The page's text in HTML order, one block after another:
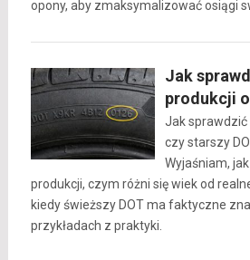
opony, aby zmaksymalizować osiągi
Jak
produkcji
Jak sprawdzić
czy starszy
Wyjaśniam,
produkcji, czym różni się wiek od
kiedy świeższy DOT ma faktyczne
przykładach z praktyki.